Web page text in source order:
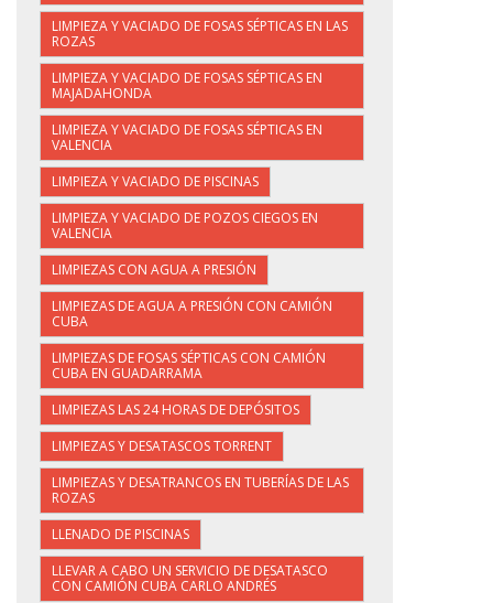
LIMPIEZA Y VACIADO DE FOSAS SÉPTICAS EN LAS
ROZAS
LIMPIEZA Y VACIADO DE FOSAS SÉPTICAS EN
MAJADAHONDA
LIMPIEZA Y VACIADO DE FOSAS SÉPTICAS EN
VALENCIA
LIMPIEZA Y VACIADO DE PISCINAS
LIMPIEZA Y VACIADO DE POZOS CIEGOS EN
VALENCIA
LIMPIEZAS CON AGUA A PRESIÓN
LIMPIEZAS DE AGUA A PRESIÓN CON CAMIÓN
CUBA
LIMPIEZAS DE FOSAS SÉPTICAS CON CAMIÓN
CUBA EN GUADARRAMA
LIMPIEZAS LAS 24 HORAS DE DEPÓSITOS
LIMPIEZAS Y DESATASCOS TORRENT
LIMPIEZAS Y DESATRANCOS EN TUBERÍAS DE LAS
ROZAS
LLENADO DE PISCINAS
LLEVAR A CABO UN SERVICIO DE DESATASCO
CON CAMIÓN CUBA CARLO ANDRÉS